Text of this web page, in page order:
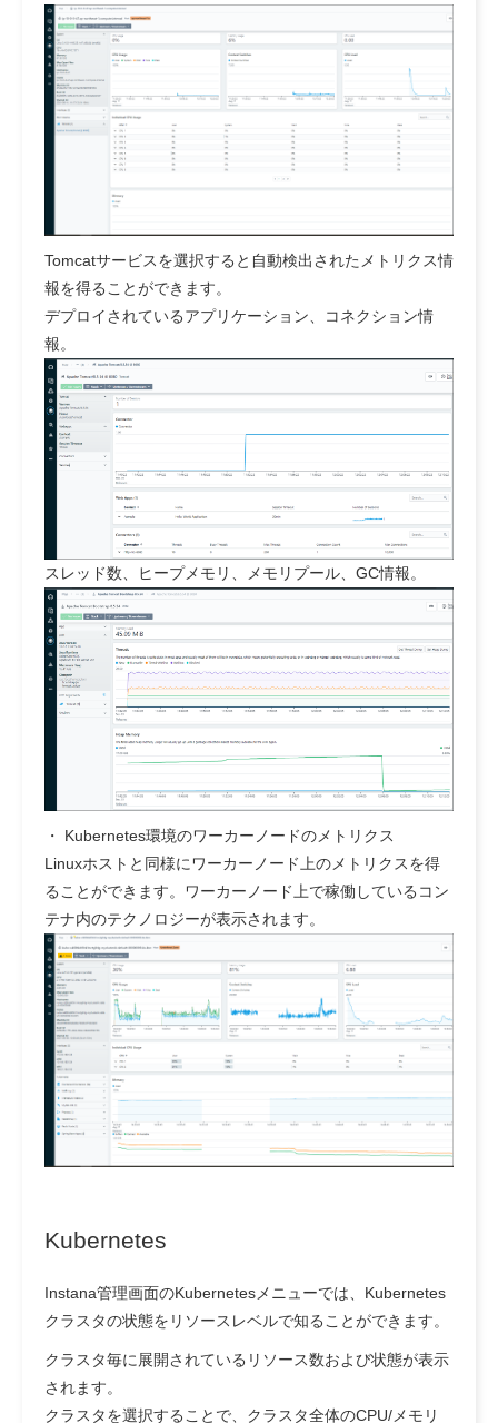
Tomcatサービスを選択すると自動検出されたメトリクス情
報を得ることができます。
デプロイされているアプリケーション、コネクション情
報。
スレッド数、ヒープメモリ、メモリプール、GC情報。
・ Kubernetes環境のワーカーノードのメトリクス
Linuxホストと同様にワーカーノード上のメトリクスを得
ることができます。ワーカーノード上で稼働しているコン
テナ内のテクノロジーが表示されます。
Kubernetes
Instana管理画面のKubernetesメニューでは、Kubernetes
クラスタの状態をリソースレベルで知ることができます。
クラスタ毎に展開されているリソース数および状態が表示
されます。
クラスタを選択することで、クラスタ全体のCPU/メモリ